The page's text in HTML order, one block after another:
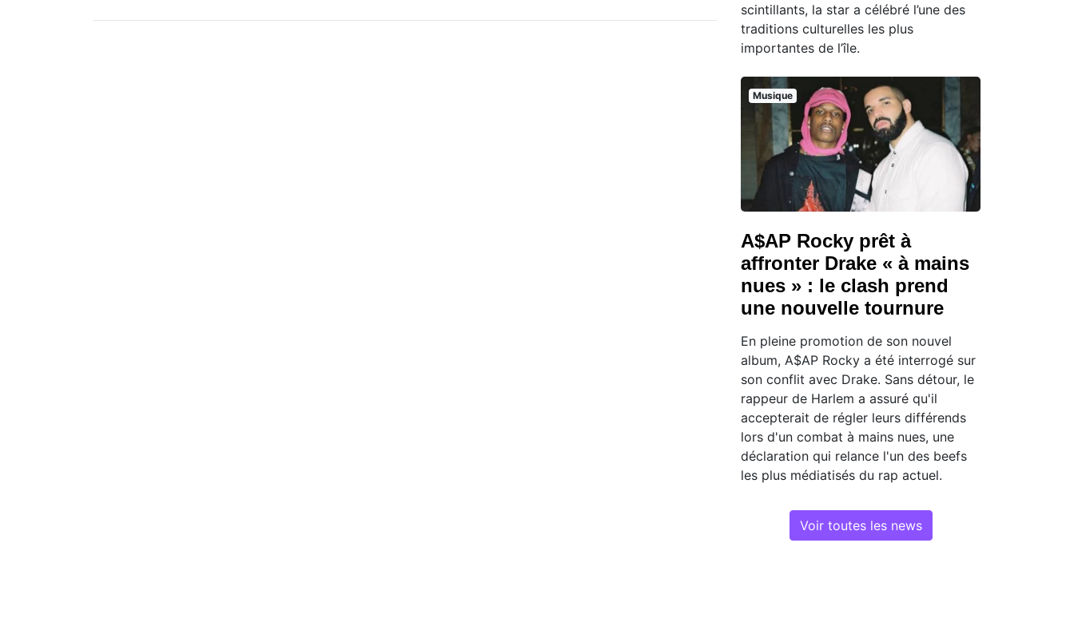
scintillants, la star a célébré l’une des
traditions culturelles les plus
importantes de l’île.
Musique
A$AP Rocky prêt à
affronter Drake « à mains
nues » : le clash prend
une nouvelle tournure
En pleine promotion de son nouvel
album, A$AP Rocky a été interrogé sur
son conflit avec Drake. Sans détour, le
rappeur de Harlem a assuré qu'il
accepterait de régler leurs différends
lors d'un combat à mains nues, une
déclaration qui relance l'un des beefs
les plus médiatisés du rap actuel.
Voir toutes les news